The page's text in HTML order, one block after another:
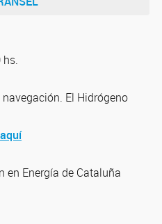
hs.
El Hidrógeno
en Energía de Cataluña